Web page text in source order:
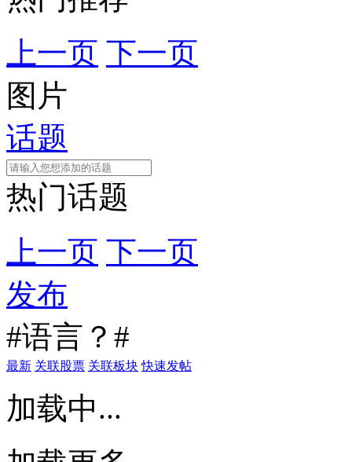
上一页 下一页
图片
话题
热门话题
上一页 下一页
发布
#语言？#
最新 关联股票 关联板块 快速发帖
加载中...